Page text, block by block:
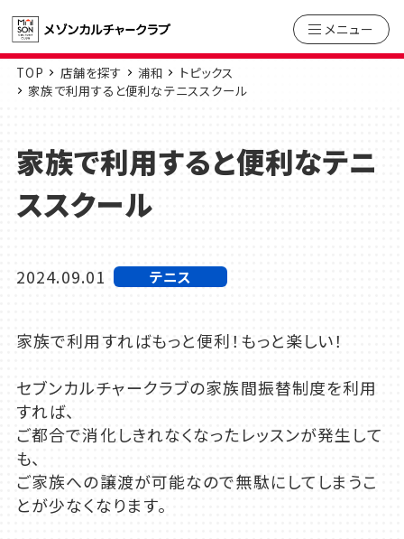
メニュー
TOP 店舗を探す 浦和
トピックス
家族で利用すると便利なテニススクール
家族で利用すると便利なテニ
ススクール
2024.09.01 テニス
家族で利用すればもっと便利！もっと楽しい！
セブンカルチャークラブの家族間振替制度を利用
すれば、
ご都合で消化しきれなくなったレッスンが発生して
も、
ご家族への譲渡が可能なので無駄にしてしまうこ
とが少なくなります。